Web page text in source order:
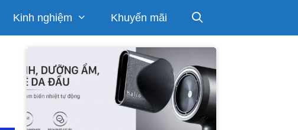
Kinh nghiệm Khuyến mãi